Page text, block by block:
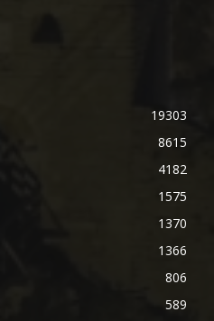
19303
8615
4182
1575
1370
1366
806
589